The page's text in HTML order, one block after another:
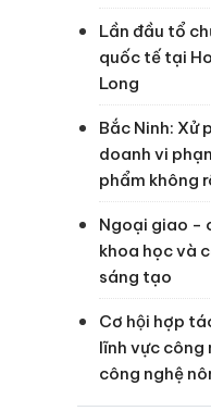
Lần đầu tổ
quốc tế tại
Long
Bắc Ninh: Xử
doanh vi
phẩm không
Ngoại giao -
khoa học và
sáng tạo
Cơ hội hợp
lĩnh vực công
công nghệ